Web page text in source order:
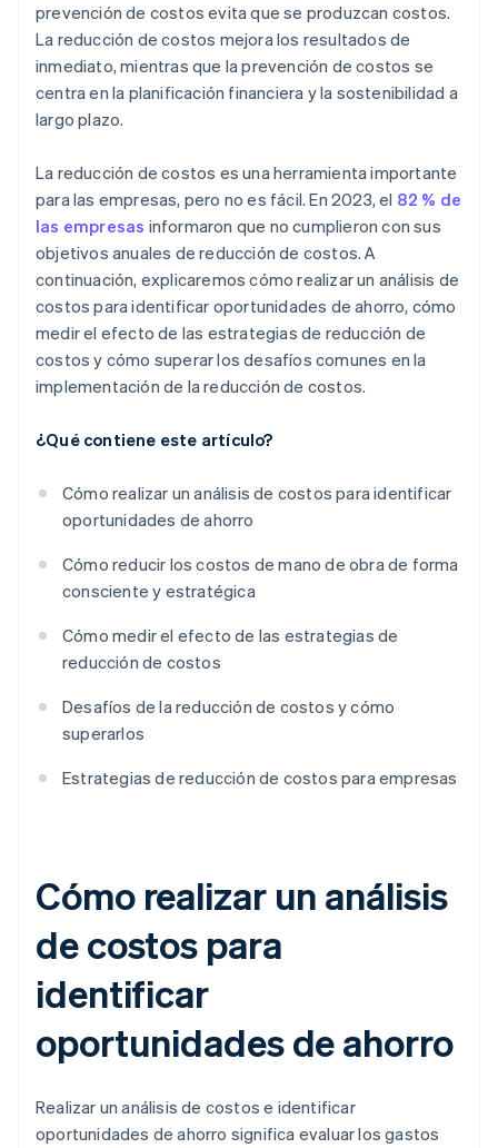
prevención de costos evita que se produzcan costos.
La reducción de costos mejora los resultados de
inmediato, mientras que la prevención de costos se
centra en la planificación financiera y la sostenibilidad a
largo plazo.
La reducción de costos es una herramienta importante
para las empresas, pero no es fácil. En 2023, el 82 % de
las empresas informaron que no cumplieron con sus
objetivos anuales de reducción de costos. A
continuación, explicaremos cómo realizar un análisis de
costos para identificar oportunidades de ahorro, cómo
medir el efecto de las estrategias de reducción de
costos y cómo superar los desafíos comunes en la
implementación de la reducción de costos.
¿Qué contiene este artículo?
Cómo realizar un análisis de costos para identificar
oportunidades de ahorro
Cómo reducir los costos de mano de obra de forma
consciente y estratégica
Cómo medir el efecto de las estrategias de
reducción de costos
Desafíos de la reducción de costos y cómo
superarlos
Estrategias de reducción de costos para empresas
Cómo realizar un análisis
de costos para
identificar
oportunidades de ahorro
Realizar un análisis de costos e identificar
oportunidades de ahorro significa evaluar los gastos